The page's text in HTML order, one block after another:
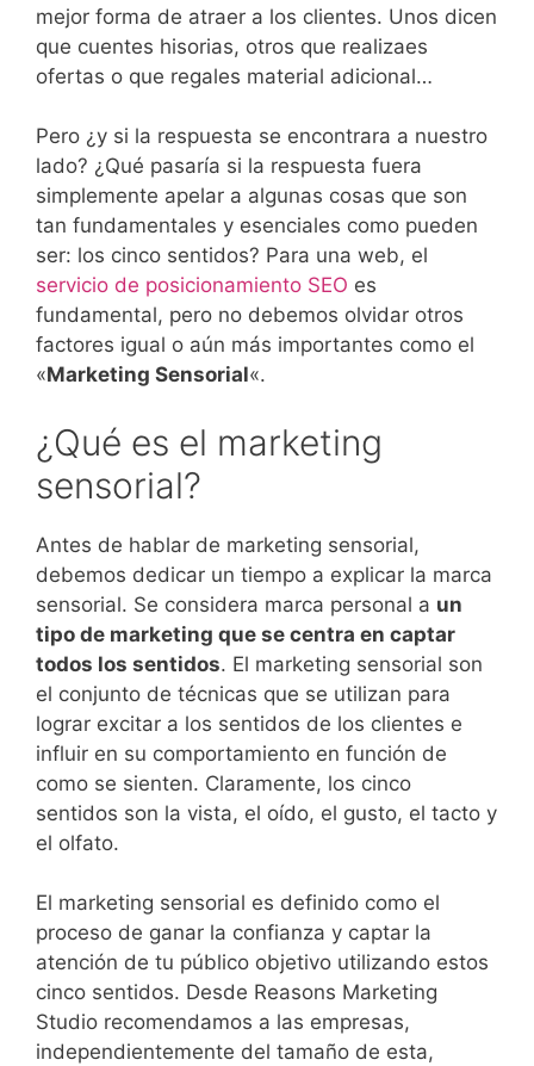
mejor forma de atraer a los clientes. Unos dicen
que cuentes hisorias, otros que realizaes
ofertas o que regales material adicional…
Pero ¿y si la respuesta se encontrara a nuestro
lado? ¿Qué pasaría si la respuesta fuera
simplemente apelar a algunas cosas que son
tan fundamentales y esenciales como pueden
ser: los cinco sentidos? Para una web, el
servicio de posicionamiento SEO es
fundamental, pero no debemos olvidar otros
factores igual o aún más importantes como el
«Marketing Sensorial«.
¿Qué es el marketing
sensorial?
Antes de hablar de marketing sensorial,
debemos dedicar un tiempo a explicar la marca
sensorial. Se considera marca personal a un
tipo de marketing que se centra en captar
todos los sentidos. El marketing sensorial son
el conjunto de técnicas que se utilizan para
lograr excitar a los sentidos de los clientes e
influir en su comportamiento en función de
como se sienten. Claramente, los cinco
sentidos son la vista, el oído, el gusto, el tacto y
el olfato.
El marketing sensorial es definido como el
proceso de ganar la confianza y captar la
atención de tu público objetivo utilizando estos
cinco sentidos. Desde Reasons Marketing
Studio recomendamos a las empresas,
independientemente del tamaño de esta,